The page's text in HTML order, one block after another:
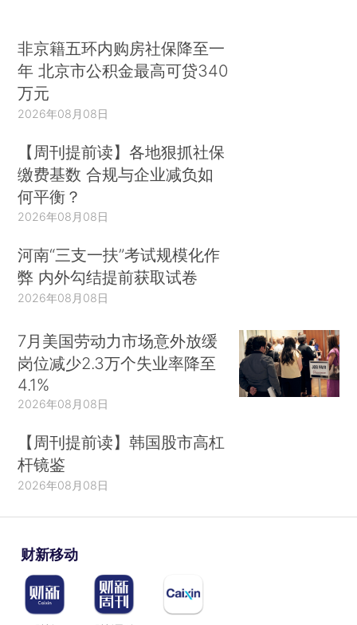
非京籍五环内购房社保降至一
年 北京市公积金最高可贷340
万元
2026年08月08日
【周刊提前读】各地狠抓社保
缴费基数 合规与企业减负如
何平衡？
2026年08月08日
河南“三支一扶”考试规模化作
弊 内外勾结提前获取试卷
2026年08月08日
7月美国劳动力市场意外放缓
岗位减少2.3万个失业率降至
4.1%
2026年08月08日
【周刊提前读】韩国股市高杠
杆镜鉴
2026年08月08日
财新移动